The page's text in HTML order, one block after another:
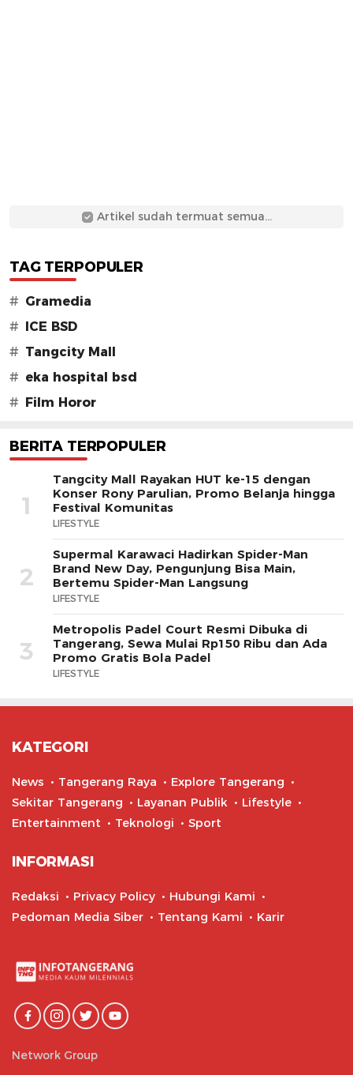
Artikel sudah termuat semua...
TAG TERPOPULER
# Gramedia
#
ICE BSD
# Tangcity Mall
# eka hospital bsd
#
Film Horor
BERITA TERPOPULER
1
Tangcity Mall Rayakan HUT ke-15 dengan
Konser Rony Parulian, Promo Belanja hingga
Festival Komunitas
LIFESTYLE
2
Supermal Karawaci Hadirkan Spider-Man
Brand New Day, Pengunjung Bisa Main,
Bertemu Spider-Man Langsung
LIFESTYLE
3
Metropolis Padel Court Resmi Dibuka di
Tangerang, Sewa Mulai Rp150 Ribu dan Ada
Promo Gratis Bola Padel
LIFESTYLE
KATEGORI
News Tangerang Raya
Explore Tangerang
Sekitar Tangerang
Layanan Publik
Lifestyle
Entertainment
Teknologi Sport
INFORMASI
Redaksi Privacy Policy
Hubungi Kami
Pedoman Media Siber
Tentang Kami Karir
Network Group